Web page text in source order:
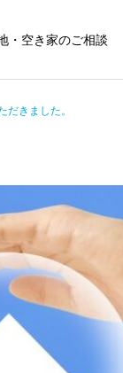
・空き家のご相談
だきました。